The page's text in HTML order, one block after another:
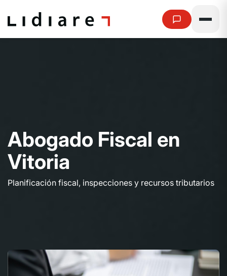
Abogado Fiscal en
Vitoria
Planificación fiscal, inspecciones y recursos tributarios